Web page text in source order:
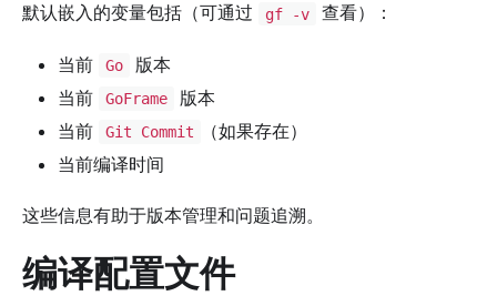
默认嵌入的变量包括（可通过 gf -v 查看）：
当前 Go
版本
当前
GoFrame
版本
当前
Git Commit
（如果存在）
当前编译时间
这些信息有助于版本管理和问题追溯。
编译配置文件